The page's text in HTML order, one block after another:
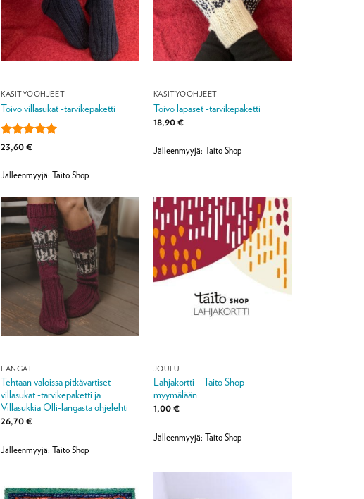
KÄSITYÖOHJEET
Toivo villasukat -tarvikepaketti
Arvostelu
23,60€
Jälleenmyyjä: Taito Shop
KÄSITYÖOHJEET
Toivo lapaset -tarvikepaketti
18,90€
Jälleenmyyjä: Taito Shop
LANGAT
Tehtaan valoissa pitkävartiset
villasukat -tarvikepaketti ja
Villasukkia Olli-langasta ohjelehti
26,70€
Jälleenmyyjä: Taito Shop
JOULU
Lahjakortti – Taito Shop -
myymälään
1,00€
Jälleenmyyjä: Taito Shop